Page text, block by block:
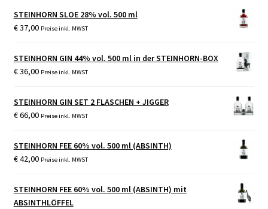
STEINHORN SLOE 28% vol. 500 ml
€37,00 Preise inkl. MWST
STEINHORN GIN 44% vol. 500 ml in der STEINHORN-BOX
€36,00 Preise inkl. MWST
STEINHORN GIN SET 2 FLASCHEN + JIGGER
€66,00 Preise inkl. MWST
STEINHORN FEE 60% vol. 500 ml (ABSINTH)
€42,00 Preise inkl. MWST
STEINHORN FEE 60% vol. 500 ml (ABSINTH) mit
ABSINTHLÖFFEL